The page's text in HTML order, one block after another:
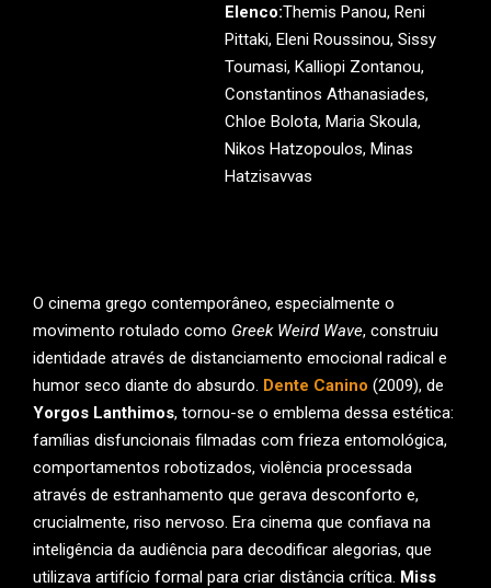
Elenco:Themis Panou, Reni
Pittaki, Eleni Roussinou, Sissy
Toumasi, Kalliopi Zontanou,
Constantinos Athanasiades,
Chloe Bolota, Maria Skoula,
Nikos Hatzopoulos, Minas
Hatzisavvas
O cinema grego contemporâneo, especialmente o
movimento rotulado como Greek Weird Wave, construiu
identidade através de distanciamento emocional radical e
humor seco diante do absurdo. Dente Canino (2009), de
Yorgos Lanthimos, tornou-se o emblema dessa estética:
famílias disfuncionais filmadas com frieza entomológica,
comportamentos robotizados, violência processada
através de estranhamento que gerava desconforto e,
crucialmente, riso nervoso. Era cinema que confiava na
inteligência da audiência para decodificar alegorias, que
utilizava artifício formal para criar distância crítica. Miss